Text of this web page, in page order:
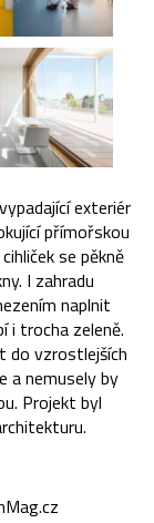
exteriér
přímořskou
se pěkně
I zahradu
naplnit
i trocha zeleně.
do vzrostlejších
a nemusely by
Projekt byl